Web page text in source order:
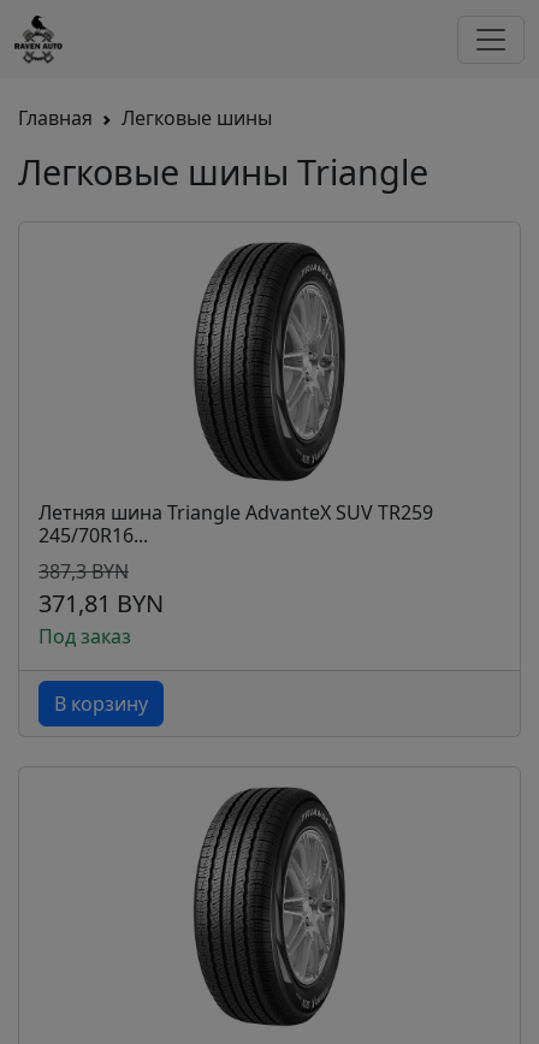
Главная Легковые шины
Легковые шины Triangle
Летняя шина Triangle AdvanteX SUV TR259
245/70R16...
387,3 BYN
371,81 BYN
Под заказ
В корзину